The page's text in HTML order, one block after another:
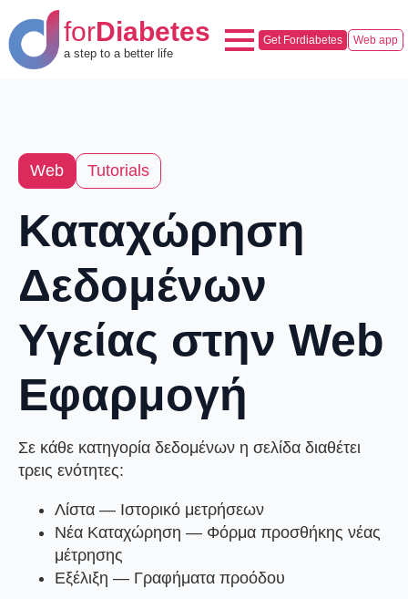
forDiabetes
a step to a better life
Get Fordiabetes Web app
Web Tutorials
Καταχώρηση
Δεδομένων
Υγείας στην Web
Εφαρμογή
Σε κάθε κατηγορία δεδομένων η σελίδα διαθέτει
τρεις ενότητες:
Λίστα — Ιστορικό μετρήσεων
Νέα Καταχώρηση — Φόρμα προσθήκης νέας
μέτρησης
Εξέλιξη — Γραφήματα προόδου